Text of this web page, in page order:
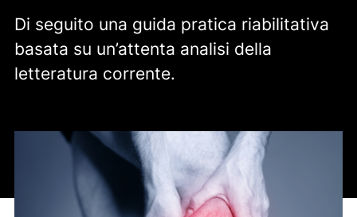
Di seguito una guida pratica riabilitativa
basata su un’attenta analisi della
letteratura corrente.